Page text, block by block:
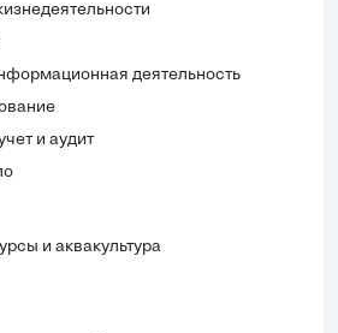
деятельность
и аудит
и аквакультура